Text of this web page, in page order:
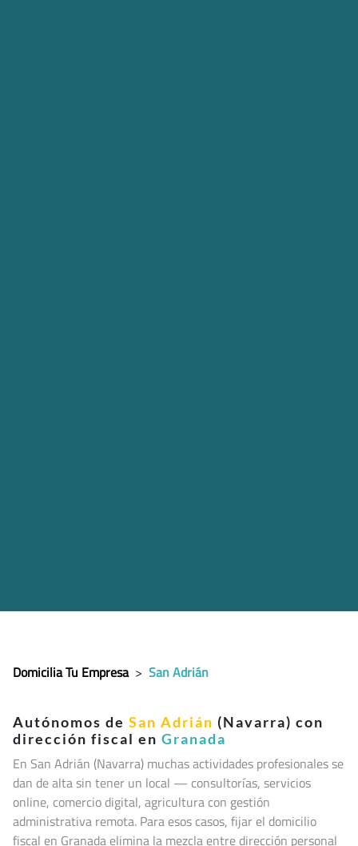
Domicilia Tu Empresa > San Adrián
Autónomos de San Adrián (Navarra) con
dirección fiscal en Granada
En San Adrián (Navarra) muchas actividades profesionales se
dan de alta sin tener un local — consultorías, servicios
online, comercio digital, agricultura con gestión
administrativa remota. Para esos casos, fijar el domicilio
fiscal en Granada elimina la mezcla entre dirección personal